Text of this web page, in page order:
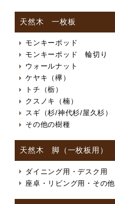
天然木 一枚板
モンキーポッド
モンキーポッド 輪切り
ウォールナット
ケヤキ（欅）
トチ（栃）
クスノキ（楠）
スギ（杉/神代杉/屋久杉）
その他の樹種
天然木 脚（一枚板用）
ダイニング用・デスク用
座卓・リビング用・その他